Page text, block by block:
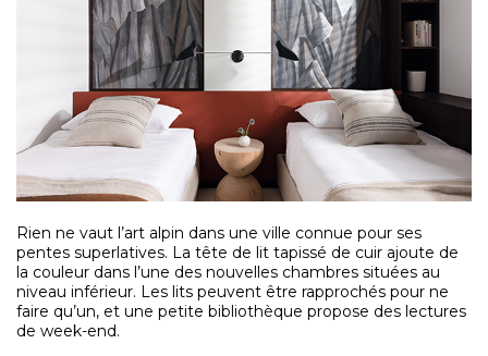
Rien ne vaut l’art alpin dans une ville connue pour ses
pentes superlatives. La tête de lit tapissé de cuir ajoute de
la couleur dans l’une des nouvelles chambres situées au
niveau inférieur. Les lits peuvent être rapprochés pour ne
faire qu’un, et une petite bibliothèque propose des lectures
de week-end.